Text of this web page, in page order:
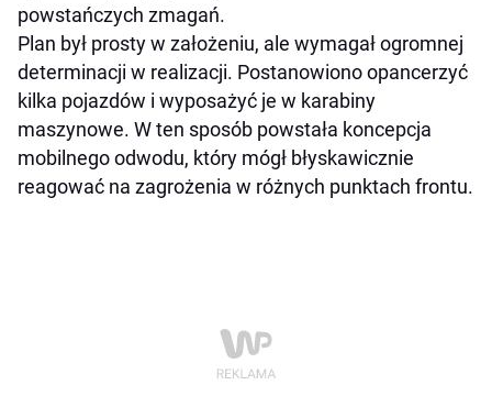
powstańczych zmagań.
Plan był prosty w założeniu, ale wymagał ogromnej
determinacji w realizacji. Postanowiono opancerzyć
kilka pojazdów i wyposażyć je w karabiny
maszynowe. W ten sposób powstała koncepcja
mobilnego odwodu, który mógł błyskawicznie
reagować na zagrożenia w różnych punktach frontu.